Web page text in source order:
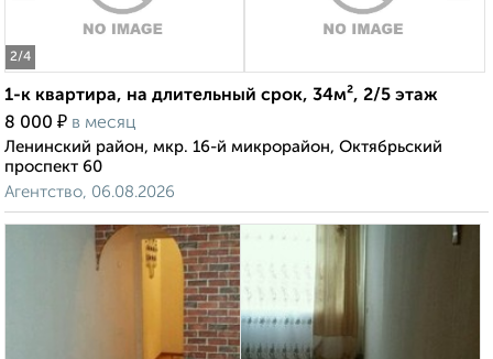
2/4
1-к квартира, на длительный срок, 34м², 2/5 этаж
8 000 ₽ в месяц
Ленинский район, мкр. 16-й микрорайон, Октябрьский
проспект 60
Агентство, 06.08.2026